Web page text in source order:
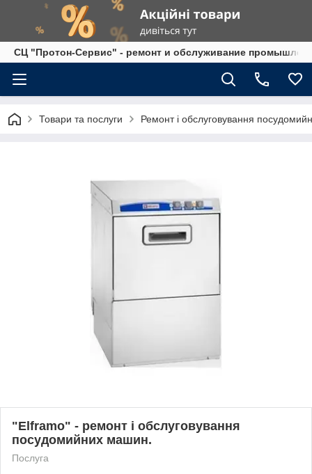
СЦ "Протон-Сервис" - ремонт и обслуживание
Товари та послуги Ремонт і обслуговування
"Elframo" - ремонт і обслуговування
посудомийних машин.
Послуга